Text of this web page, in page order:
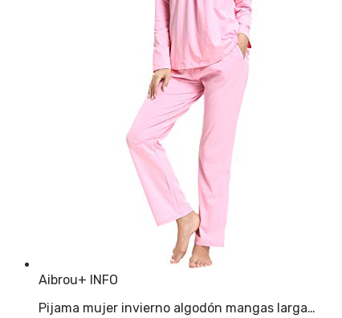
Aibrou+ INFO
Pijama mujer invierno algodón mangas larga…